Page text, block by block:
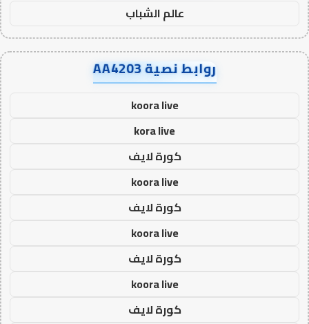
عالم الشباب
روابط نصية AA4203
koora live
kora live
كورة لايف
koora live
كورة لايف
koora live
كورة لايف
koora live
كورة لايف